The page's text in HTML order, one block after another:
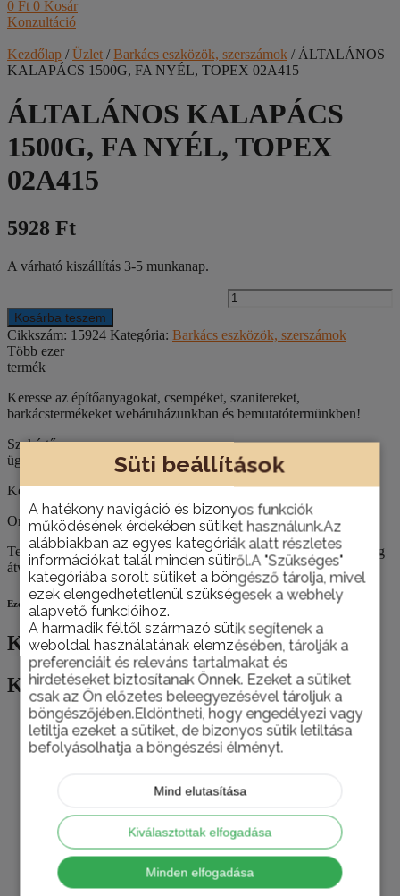
Süti beállítások
A hatékony navigáció és bizonyos funkciók
működésének érdekében sütiket használunk.Az
alábbiakban az egyes kategóriák alatt részletes
információkat talál minden sütiről.A "Szükséges"
kategóriába sorolt sütiket a böngésző tárolja, mivel
ezek elengedhetetlenül szükségesek a webhely
alapvető funkcióihoz.
A harmadik féltől származó sütik segítenek a
weboldal használatának elemzésében, tárolják a
preferenciáit és releváns tartalmakat és
hirdetéseket biztosítanak Önnek. Ezeket a sütiket
csak az Ön előzetes beleegyezésével tároljuk a
böngészőjében.Eldöntheti, hogy engedélyezi vagy
letiltja ezeket a sütiket, de bizonyos sütik letiltása
befolyásolhatja a böngészési élményt.
Mind elutasítása
Kiválasztottak elfogadása
Minden elfogadása
0 Ft 0 Kosár
Konzultáció
Kezdőlap /Üzlet /Barkács eszközök, szerszámok / ÁLTALÁNOS
KALAPÁCS 1500G, FA NYÉL, TOPEX 02A415
ÁLTALÁNOS KALAPÁCS
1500G, FA NYÉL, TOPEX
02A415
5928 Ft
A várható kiszállítás 3-5 munkanap.
Kosárba teszem
Cikkszám: 15924 Kategória: Barkács eszközök, szerszámok
Több ezer
termék
Keresse az építőanyagokat, csempéket, szanitereket,
barkácstermékeket webáruházunkban és bemutatótermünkben!
Szakértő
ügyfélszolgálat
Kérje építkezéséhez, felújításához szaktanácsadóink segítségét!
Országos házhoz szállítás
Termékeinket nemcsak személyesen, telephelyünkön van lehetőség
átvenni, hanem házhoz is szállítjuk szükség esetén.
Ezek is érdekelhetik
Kapcsolódó termékek
Kapcsolódó termékek
Schuller 22580 Struktúra henger 10
az 5-ből
418
Kosárba teszem